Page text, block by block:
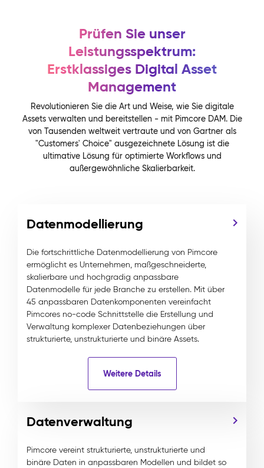
Prüfen Sie unser
Leistungsspektrum:
Erstklassiges Digital Asset
Management
Revolutionieren Sie die Art und Weise, wie Sie digitale
Assets verwalten und bereitstellen - mit Pimcore DAM. Die
von Tausenden weltweit vertraute und von Gartner als
"Customers' Choice" ausgezeichnete Lösung ist die
ultimative Lösung für optimierte Workflows und
außergewöhnliche Skalierbarkeit.
Datenmodellierung
Die fortschrittliche Datenmodellierung von Pimcore
ermöglicht es Unternehmen, maßgeschneiderte,
skalierbare und hochgradig anpassbare
Datenmodelle für jede Branche zu erstellen. Mit über
45 anpassbaren Datenkomponenten vereinfacht
Pimcores no-code Schnittstelle die Erstellung und
Verwaltung komplexer Datenbeziehungen über
strukturierte, unstrukturierte und binäre Assets.
Weitere Details
Datenverwaltung
Pimcore vereint strukturierte, unstrukturierte und
binäre Daten in anpassbaren Modellen und bildet so